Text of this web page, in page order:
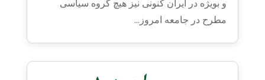
و بویژه در ایران کنونی نیز هیچ گروه سیاسی
مطرح در جامعه امروز...